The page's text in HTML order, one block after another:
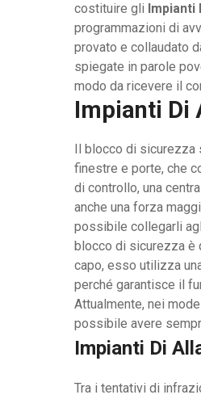
costituire gli Impianti
programmazioni di
provato e collaudato
spiegate in parole
modo da ricevere il
Impianti Di
Il blocco di sicurezza
finestre e porte, che
di controllo, una
anche una forza
possibile collegarli
blocco di sicurezza è
capo, esso utilizza
perché garantisce il
Attualmente, nei
possibile avere
Impianti Di
Tra i tentativi di